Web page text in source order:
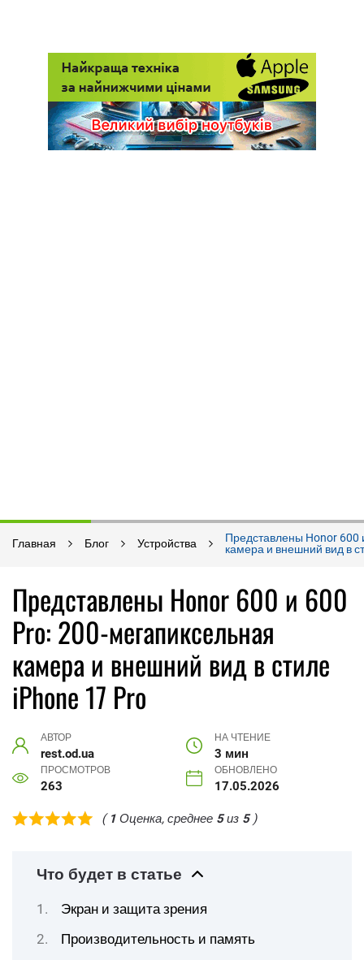
Главная Блог Устройства
Представлены Honor 600
камера и внешний вид в
Представлены Honor 600 и 600
Pro: 200-мегапиксельная
камера и внешний вид в стиле
iPhone 17 Pro
АВТОР
rest.od.ua
НА ЧТЕНИЕ
3 мин
ПРОСМОТРОВ
263
ОБНОВЛЕНО
17.05.2026
( 1 Оценка, среднее 5из 5)
Что будет в статье
Экран и защита зрения
Производительность и память